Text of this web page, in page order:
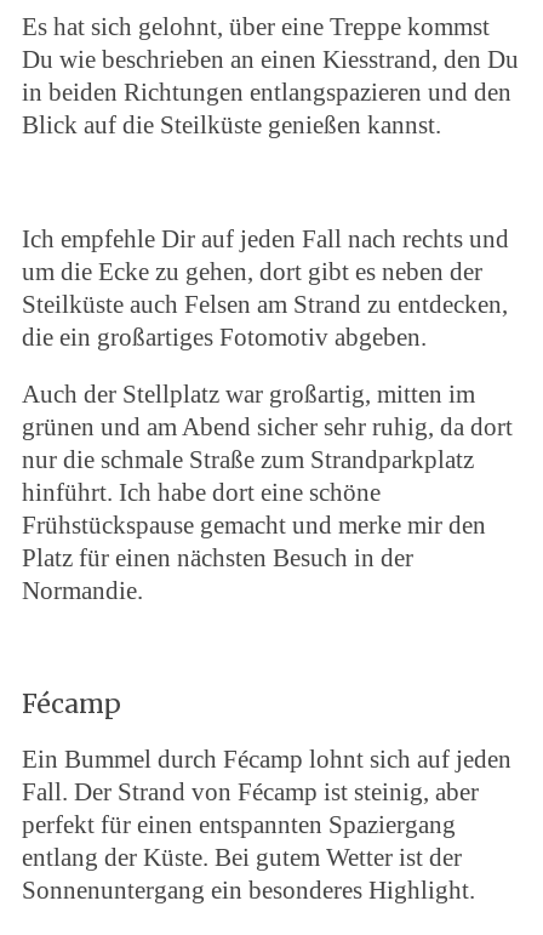
Es hat sich gelohnt, über eine Treppe kommst
Du wie beschrieben an einen Kiesstrand, den Du
in beiden Richtungen entlangspazieren und den
Blick auf die Steilküste genießen kannst.
Ich empfehle Dir auf jeden Fall nach rechts und
um die Ecke zu gehen, dort gibt es neben der
Steilküste auch Felsen am Strand zu entdecken,
die ein großartiges Fotomotiv abgeben.
Auch der Stellplatz war großartig, mitten im
grünen und am Abend sicher sehr ruhig, da dort
nur die schmale Straße zum Strandparkplatz
hinführt. Ich habe dort eine schöne
Frühstückspause gemacht und merke mir den
Platz für einen nächsten Besuch in der
Normandie.
Fécamp
Ein Bummel durch Fécamp lohnt sich auf jeden
Fall. Der Strand von Fécamp ist steinig, aber
perfekt für einen entspannten Spaziergang
entlang der Küste. Bei gutem Wetter ist der
Sonnenuntergang ein besonderes Highlight.